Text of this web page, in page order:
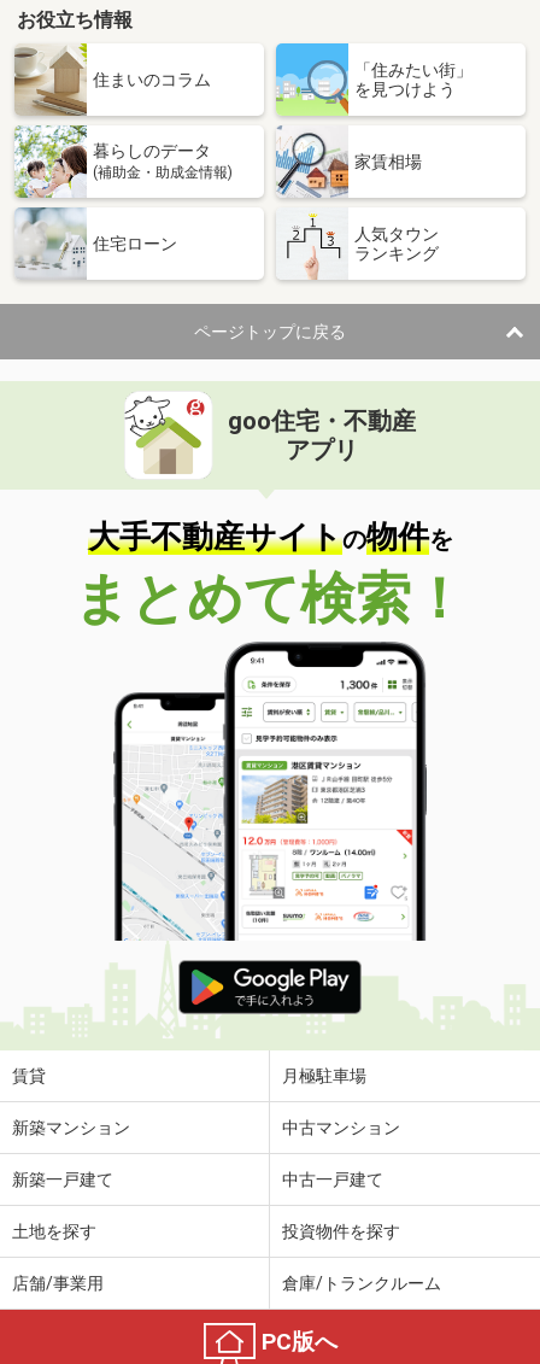
お役立ち情報
住まいのコラム
「住みたい街」
を見つけよう
暮らしのデータ
(補助金・助成金情報)
家賃相場
住宅ローン
人気タウン
ランキング
ページトップに戻る
goo住宅・不動産
アプリ
大手不動産サイトの物件を
まとめて検索！
賃貸 月極駐車場
新築マンション 中古マンション
新築一戸建て 中古一戸建て
土地を探す 投資物件を探す
店舗/事業用 倉庫/トランクルーム
PC版へ